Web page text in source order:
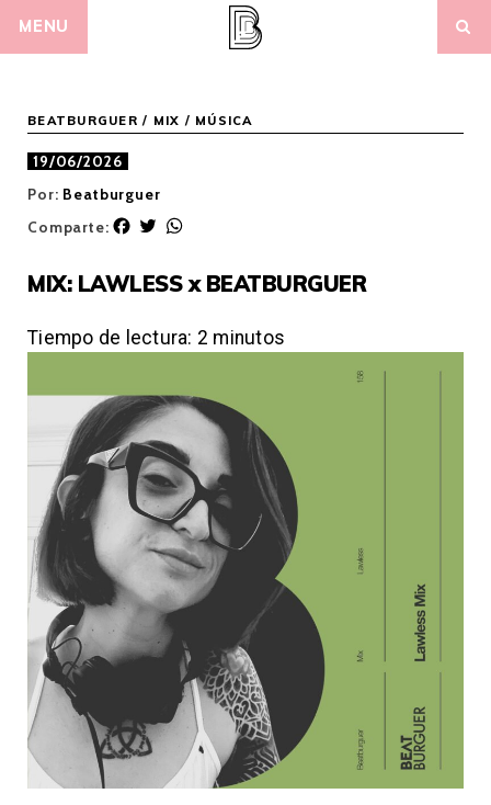
MENU
BEATBURGUER / MIX / MÚSICA
19/06/2026
Por: Beatburguer
Comparte:
F
e
o
o
T
t
e
r
t
A
p
MIX: LAWLESS x BEATBURGUER
Tiempo de lectura: 2 minutos